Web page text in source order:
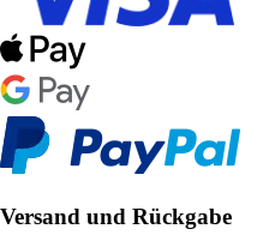
Versand und Rückgabe